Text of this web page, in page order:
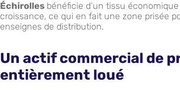
Échirolles bénéficie d’un tissu
croissance, ce qui en fait une zone prisée
enseignes de distribution.
Un actif commercial de
entièrement loué